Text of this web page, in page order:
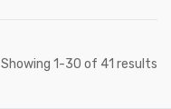
Showing 1-30 of 41 results